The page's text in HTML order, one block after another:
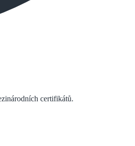
certifikátů.